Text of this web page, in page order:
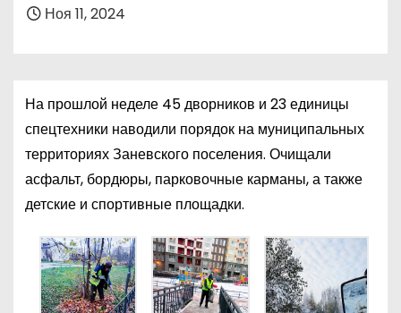
Ноя 11, 2024
На прошлой неделе 45 дворников и 23 единицы
спецтехники наводили порядок на муниципальных
территориях Заневского поселения. Очищали
асфальт, бордюры, парковочные карманы, а также
детские и спортивные площадки.